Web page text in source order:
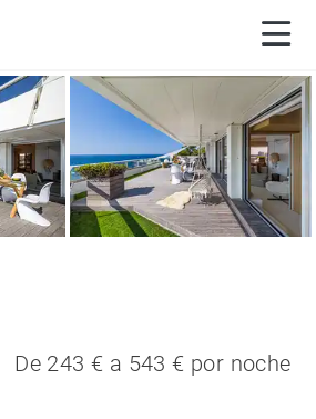
Visita en 3D
De 243 € a 543 € por noche